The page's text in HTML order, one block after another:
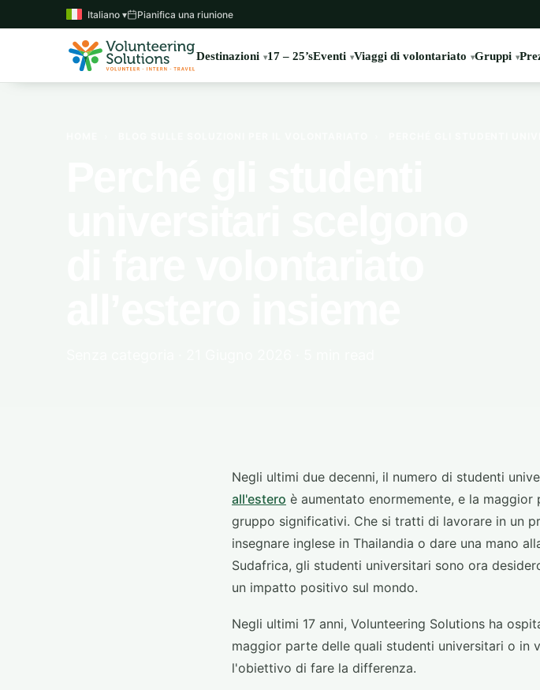
Italiano ▾ Pianifica una riunione
Destinazioni 17 – 25’sEventi Viaggi di volontariato Gruppi
Negli ultimi due decenni, il numero di studenti
all'estero è aumentato enormemente, e la
gruppo significativi. Che si tratti di lavorare in un
insegnare inglese in Thailandia o dare una mano
Sudafrica, gli studenti universitari sono ora
un impatto positivo sul mondo.
Negli ultimi 17 anni, Volunteering Solutions ha
maggior parte delle quali studenti universitari o in
l'obiettivo di fare la differenza.